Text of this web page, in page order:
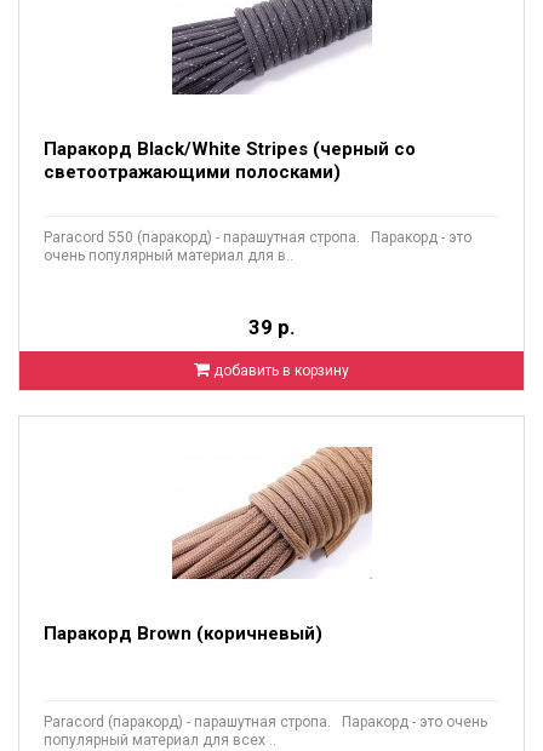
Паракорд Black/White Stripes (черный со
светоотражающими полосками)
Paracord 550 (паракорд) - парашутная стропа. Паракорд - это
очень популярный материал для в..
39 р.
добавить в корзину
Паракорд Brown (коричневый)
Paracord (паракорд) - парашутная стропа. Паракорд - это очень
популярный материал для всех ..